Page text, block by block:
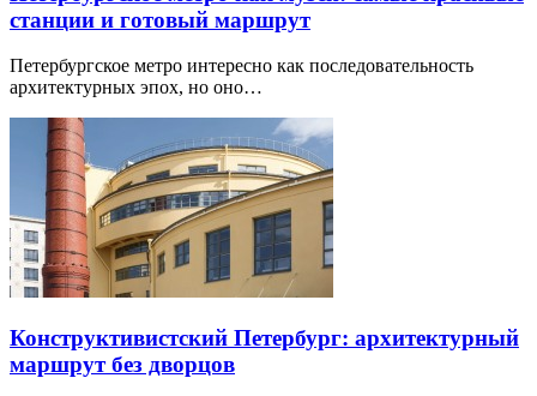
станции и готовый маршрут
Петербургское метро интересно как последовательность
архитектурных эпох, но оно…
Конструктивистский Петербург: архитектурный
маршрут без дворцов